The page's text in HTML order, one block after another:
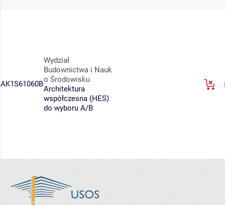
AK1S61060B
Wydział
Budownictwa i Nauk
o Środowisku
Architektura
współczesna (HES)
do wyboru A/B